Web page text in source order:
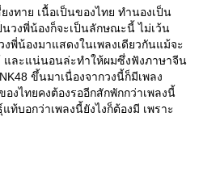
งทาย เนื้อเป็นของไทย ทำนองเป็น
วงพี่น้องก็จะเป็นลักษณะนี้ ไม่เว้น
พี่น้องมาแสดงในเพลงเดียวกันแม้จะ
และแน่นอนล่ะทำให้ผมซึ่งฟังภาษาจีน
ขึ้นมาเนื่องจากวงนี้ก็มีเพลง
งไทยคงต้องรออีกสักพักกว่าเพลงนี้
บอกว่าเพลงนี้ยังไงก็ต้องมี เพราะ